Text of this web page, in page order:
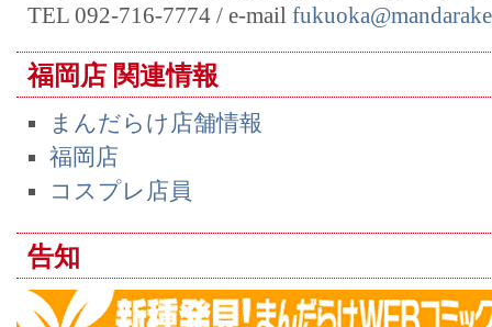
TEL 092-716-7774 / e-mail
福岡店 関連情報
まんだらけ店舗情報
福岡店
コスプレ店員
告知